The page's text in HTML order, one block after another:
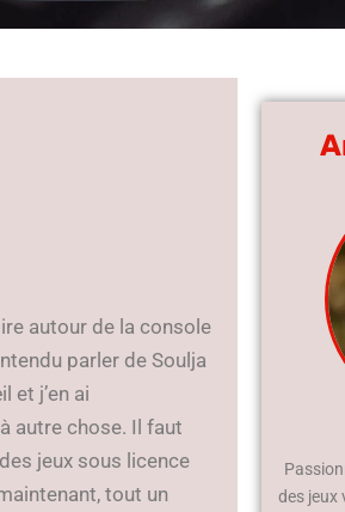
autour de la console
parler de Soulja
et j’en ai
autre chose. Il faut
jeux sous licence
tout un
des jeux